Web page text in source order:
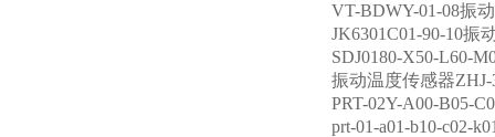
VT-BDWY-01-08振
JK6301C01-90-10振
SDJ0180-X50-L60-
振动温度传感器ZHJ-
PRT-02Y-A00-B05-
prt-01-a01-b10-c02-